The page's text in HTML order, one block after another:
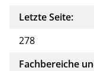
Letzte Seite:
278
Fachbereiche